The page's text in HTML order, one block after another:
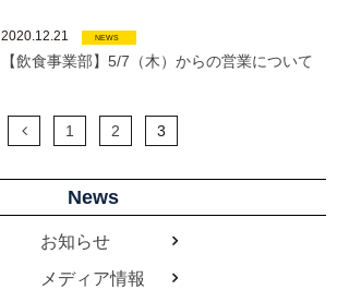
2020.12.21 NEWS
【飲食事業部】5/7（木）からの営業について
1 2 3
News
お知らせ
メディア情報